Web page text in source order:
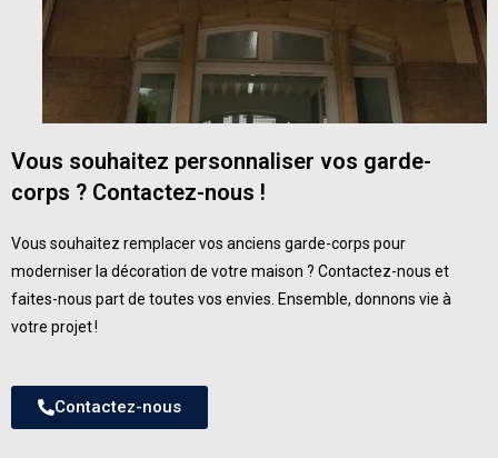
Vous souhaitez personnaliser vos garde-
corps ? Contactez-nous !
Vous souhaitez remplacer vos anciens garde-corps pour
moderniser la décoration de votre maison ? Contactez-nous et
faites-nous part de toutes vos envies. Ensemble, donnons vie à
votre projet !
Contactez-nous